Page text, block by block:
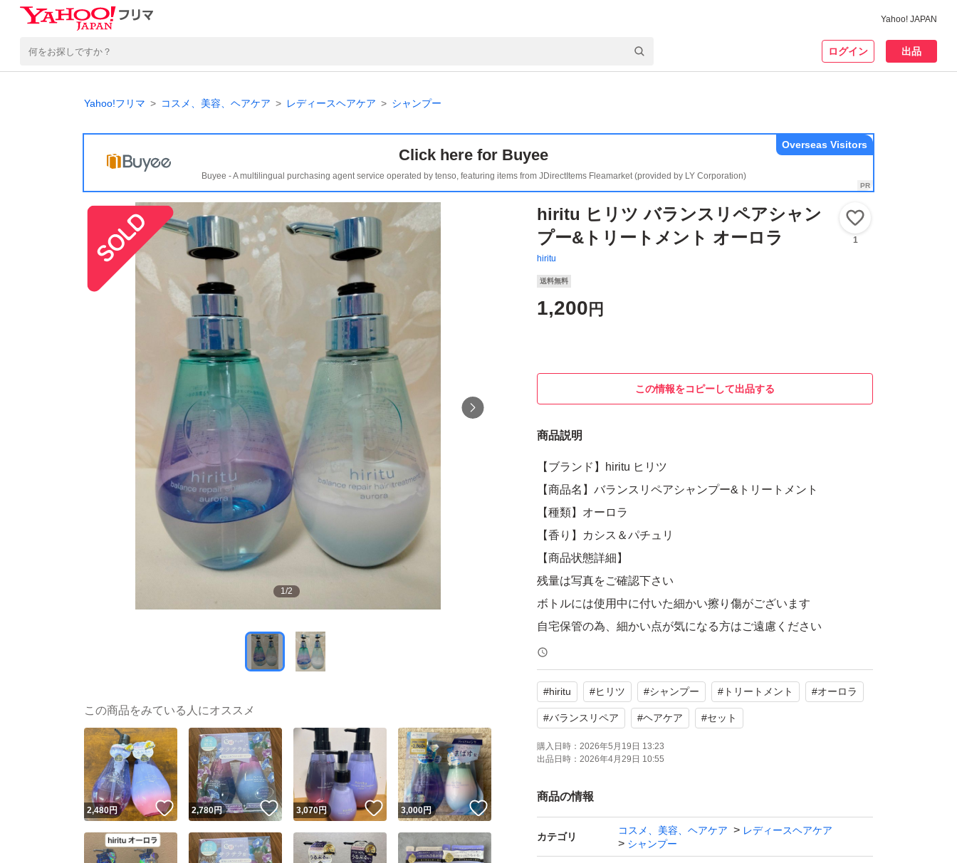
Yahoo! JAPAN
ログイン 出品
Yahoo!フリマ コスメ、美容、ヘアケア レディースヘアケア シャンプー
Click here for Buyee
Buyee - A multilingual purchasing agent service operated by tenso, featuring items from JDirectItems Fleamarket (provided by LY Corporation)
Overseas Visitors
1/2
hiritu ヒリツ バランスリペアシャン
プー&トリートメント オーロラ
hiritu
1
送料無料
1,200 円
この情報をコピーして出品する
商品説明
【ブランド】hiritu ヒリツ
【商品名】バランスリペアシャンプー&トリートメント
【種類】オーロラ
【香り】カシス＆パチュリ
【商品状態詳細】
残量は写真をご確認下さい
ボトルには使用中に付いた細かい擦り傷がございます
自宅保管の為、細かい点が気になる方はご遠慮ください
喫煙者・ペットはいません
【配送方法】
ゆうパケットプラス
※箱にギリギリ入るサイズのため、ビニール材で
防水対策して発送致します
#hiritu #ヒリツ #シャンプー # トリートメント #オーロラ
#バランスリペア #ヘアケア #セット
購入日時： 2026年5月19日 13:23
出品日時： 2026年4月29日 10:55
商品の情報
カテゴリ
コスメ、美容、ヘアケア
レディースヘアケア
シャンプー
この商品をみている人にオススメ
2,480円 いいね！
2,780円 いいね！
3,070円 いいね！
3,000円 いいね！